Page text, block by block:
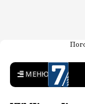
7-
Жаңылыктар —
MENU